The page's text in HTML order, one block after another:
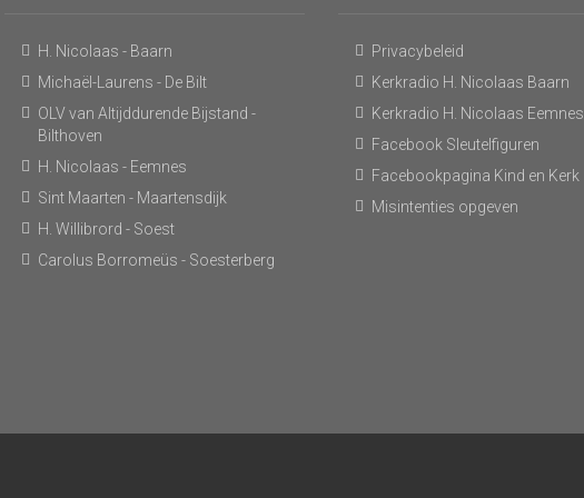
H. Nicolaas - Baarn
Michaël-Laurens - De Bilt
OLV van Altijddurende Bijstand -
Bilthoven
H. Nicolaas - Eemnes
Sint Maarten - Maartensdijk
H. Willibrord - Soest
Carolus Borromeüs - Soesterberg
Privacybeleid
Kerkradio H. Nicolaas Baarn
Kerkradio H. Nicolaas Eemnes
Facebook Sleutelfiguren
Facebookpagina Kind en Kerk
Misintenties opgeven